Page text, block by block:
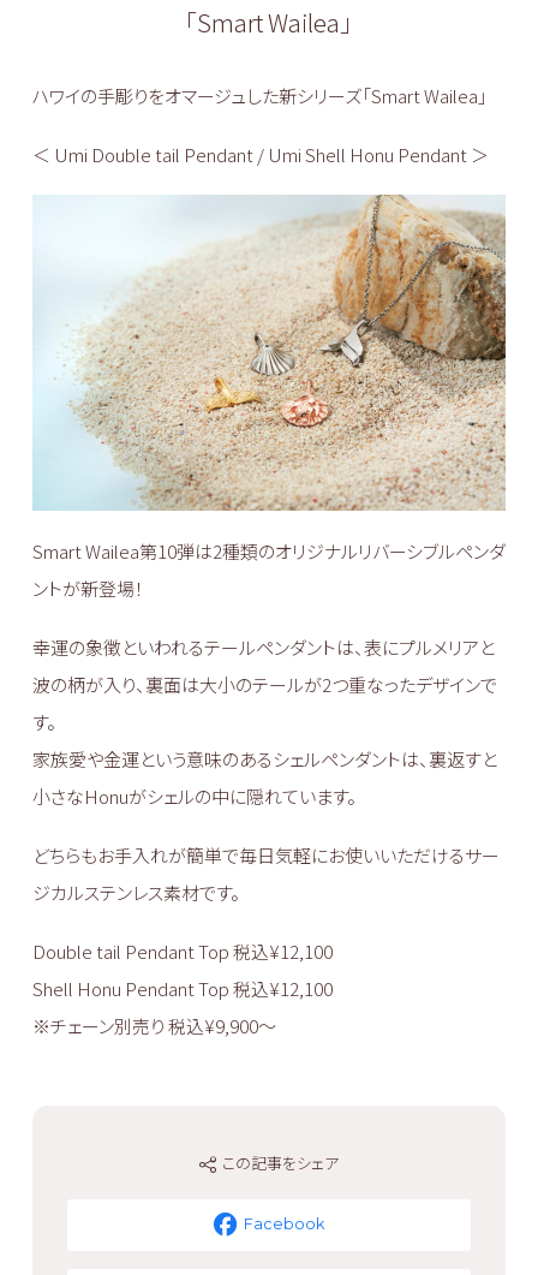
「Smart Wailea」
ハワイの手彫りをオマージュした新シリーズ「Smart Wailea」
＜ Umi Double tail Pendant / Umi Shell Honu Pendant ＞
Smart Wailea第10弾は2種類のオリジナルリバーシブルペンダ
ントが新登場！
幸運の象徴といわれるテールペンダントは、表にプルメリアと
波の柄が入り、裏面は大小のテールが2つ重なったデザインで
す。
家族愛や金運という意味のあるシェルペンダントは、裏返すと
小さなHonuがシェルの中に隠れています。
どちらもお手入れが簡単で毎日気軽にお使いいただけるサー
ジカルステンレス素材です。
Double tail Pendant Top 税込¥12,100
Shell Honu Pendant Top 税込¥12,100
※チェーン別売り 税込¥9,900～
この記事をシェア
Facebook